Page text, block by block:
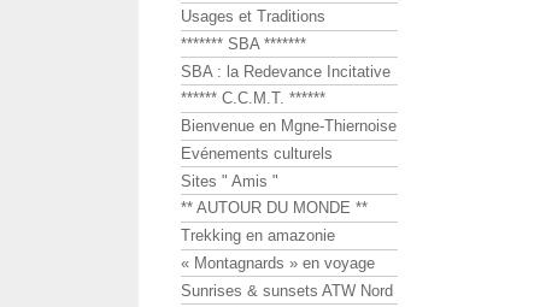
Usages et Traditions
******* SBA *******
SBA : la Redevance Incitative
****** C.C.M.T. ******
Bienvenue en Mgne-Thiernoise
Evénements culturels
Sites " Amis "
** AUTOUR DU MONDE **
Trekking en amazonie
« Montagnards » en voyage
Sunrises & sunsets ATW Nord